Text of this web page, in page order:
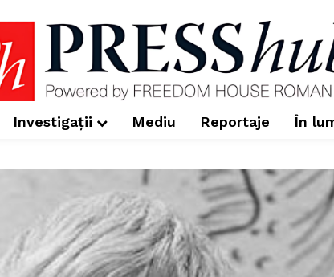
Investigații Mediu Reportaje În